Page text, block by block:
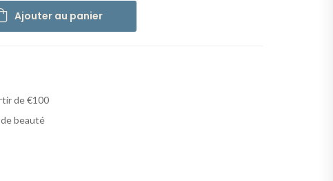
Ajouter au panier
de €100
beauté